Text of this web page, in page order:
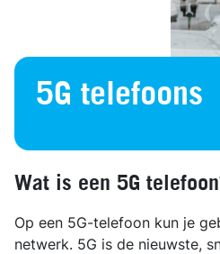
5G telefoons
Wat is een 5G
Op een 5G-telefoon kun je
netwerk. 5G is de nieuwste,